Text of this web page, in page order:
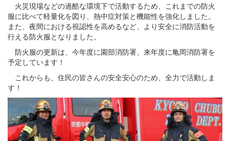
火災現場などの過酷な環境下で活動するため、これまでの防火
服に比べて軽量化を図り、熱中症対策と機能性を強化しました。
また、夜間における視認性を高めるなど、より安全に消防活動を
行える防火服となりました。
防火服の更新は、今年度に園部消防署、来年度に亀岡消防署を
予定しています！
これからも、住民の皆さんの安全安心のため、全力で活動しま
す！